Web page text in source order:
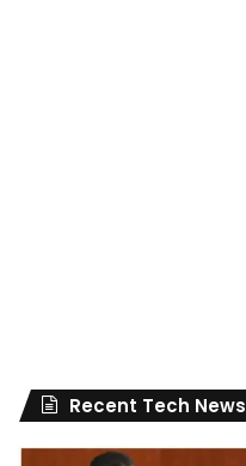
Recent Tech News